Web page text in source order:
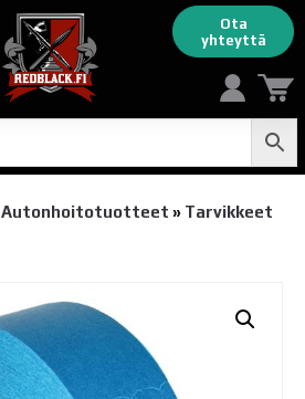
Ota
yhteyttä
Autonhoito­tuotteet » Tarvikkeet